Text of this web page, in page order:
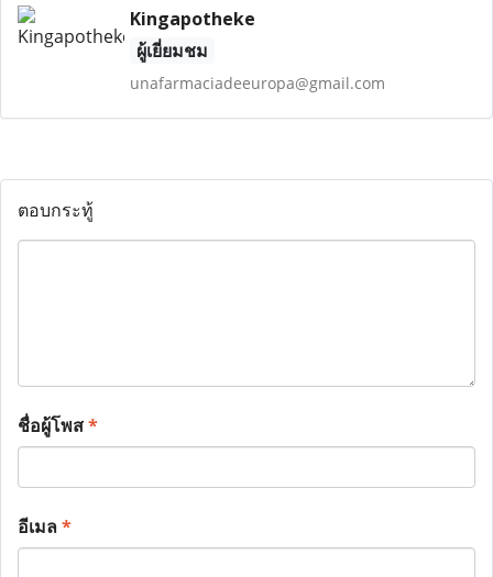
Kingapotheke
ผู้เยี่ยมชม
unafarmaciadeeuropa@gmail.com
ตอบกระทู้
ชื่อผู้โพส*
อีเมล*